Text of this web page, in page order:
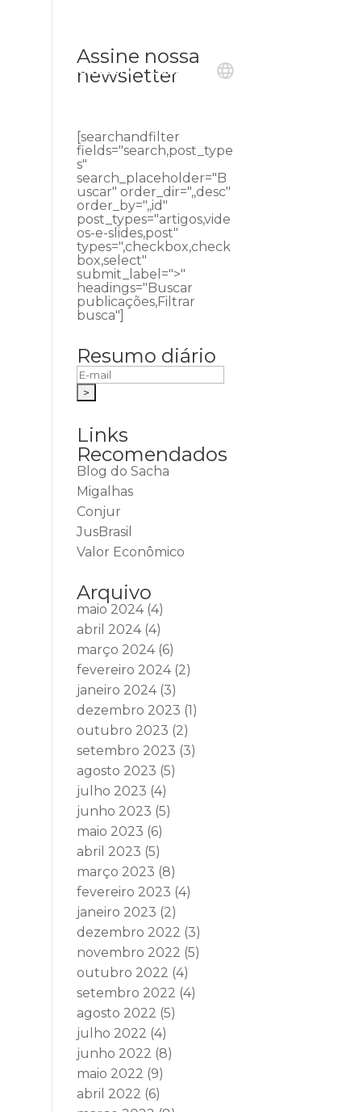
Ouvidoria Contato
Assine nossa
newsletter
[searchandfilter
fields="search,post_type
s"
search_placeholder="B
uscar" order_dir=",,desc"
order_by=",,id"
post_types="artigos,vide
os-e-slides,post"
types=",checkbox,check
box,select"
submit_label=">"
headings="Buscar
publicações,Filtrar
busca"]
Resumo diário
Links
Recomendados
Blog do Sacha
Migalhas
Conjur
JusBrasil
Valor Econômico
Arquivo
maio 2024(4)
abril 2024(4)
março 2024(6)
fevereiro 2024(2)
janeiro 2024(3)
dezembro 2023 (1)
outubro 2023 (2)
setembro 2023 (3)
agosto 2023 (5)
julho 2023 (4)
junho 2023 (5)
maio 2023 (6)
abril 2023 (5)
março 2023 (8)
fevereiro 2023 (4)
janeiro 2023 (2)
dezembro 2022 (3)
novembro 2022 (5)
outubro 2022 (4)
setembro 2022 (4)
agosto 2022 (5)
julho 2022 (4)
junho 2022 (8)
maio 2022 (9)
abril 2022 (6)